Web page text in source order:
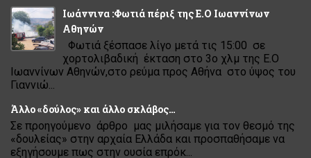
Ιωάννινα :Φωτιά πέριξ της Ε.Ο Ιωαννίνων
Αθηνών
Φωτιά ξέσπασε λίγο μετά τις 15:00 σε
χορτολιβαδική έκταση στο 3ο χλμ της Ε.Ο
Ιωαννίνων Αθηνών,στο ρεύμα προς Αθήνα στο ύψος του
Γιαννιώ...
Άλλο «δούλος» και άλλο σκλάβος…
Σε προηγούμενο άρθρο μας μιλήσαμε για τον θεσμό της
«δουλείας» στην αρχαία Ελλάδα και προσπαθήσαμε να
εξηγήσουμε πως στην ουσία επρόκ...